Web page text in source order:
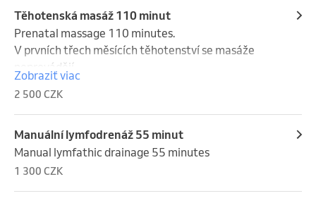
Těhotenská masáž 110 minut
Prenatal massage 110 minutes.
V prvních třech měsících těhotenství se masáže
neprovádějí.
Zobraziť viac
2 500 CZK
Manuální lymfodrenáž 55 minut
Manual lymfathic drainage 55 minutes
1 300 CZK